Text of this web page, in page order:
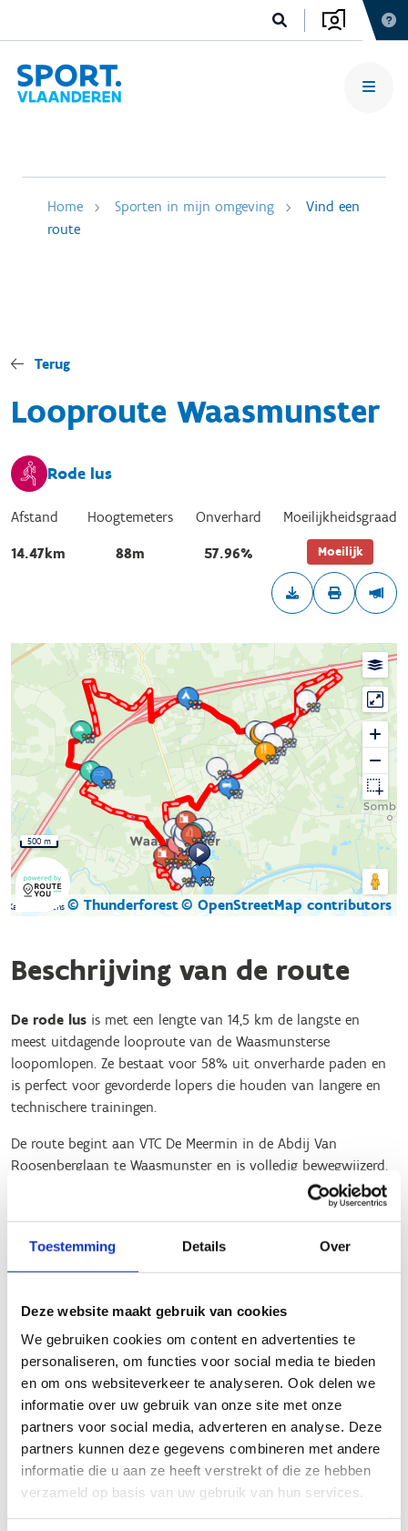
Toestemming Details Over
Deze website maakt gebruik van cookies
We gebruiken cookies om content en advertenties te
personaliseren, om functies voor social media te bieden
en om ons websiteverkeer te analyseren. Ook delen we
informatie over uw gebruik van onze site met onze
partners voor social media, adverteren en analyse. Deze
partners kunnen deze gegevens combineren met andere
informatie die u aan ze heeft verstrekt of die ze hebben
verzameld op basis van uw gebruik van hun services.
Home Sporten in mijn omgeving
Vind een
route
Terug
Looproute Waasmunster
Rode lus
Afstand
14.47km
Hoogtemeters
88m
Onverhard
57.96%
Moeilijkheidsgraad
Moeilijk
Kaartgegevens © Thunderforest© OpenStreetMap contributors
500 m
Beschrijving van de route
De rode lus is met een lengte van 14,5 km de langste en
meest uitdagende looproute van de Waasmunsterse
loopomlopen. Ze bestaat voor 58% uit onverharde paden en
is perfect voor gevorderde lopers die houden van langere en
technischere trainingen.
De route begint aan VTC De Meermin in de Abdij Van
Roosenberglaan te Waasmunster en is volledig bewegwijzerd,
Verwacht je aan een sportieve tocht door uitgestrekte bossen,
afwisselende route met pittigere stukken die zowel conditie
als techniek aanspreken.
Beloopbaarheid tijdens nattere perioden: relatief goed
beloopbaar
Mate van aanwezigheid verlichting: gemiddeld (sommige
delen verlicht, bos- en natuurzones niet)
Moeilijkheidsgraad: moeilijk – ideaal voor ervaren lopers,
langere duurlopen, trailgerichte trainingen
Startplaatsen
Abdij van Roosenberglaan 6 9250 Waasmunster